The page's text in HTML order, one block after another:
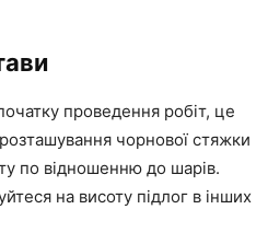
проведення робіт, це
чорнової стяжки
по відношенню до шарів.
на висоту підлог в інших